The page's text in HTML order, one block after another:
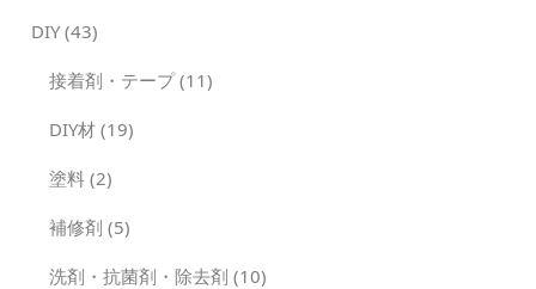
DIY (43)
接着剤・テープ (11)
DIY材 (19)
塗料 (2)
補修剤 (5)
洗剤・抗菌剤・除去剤 (10)